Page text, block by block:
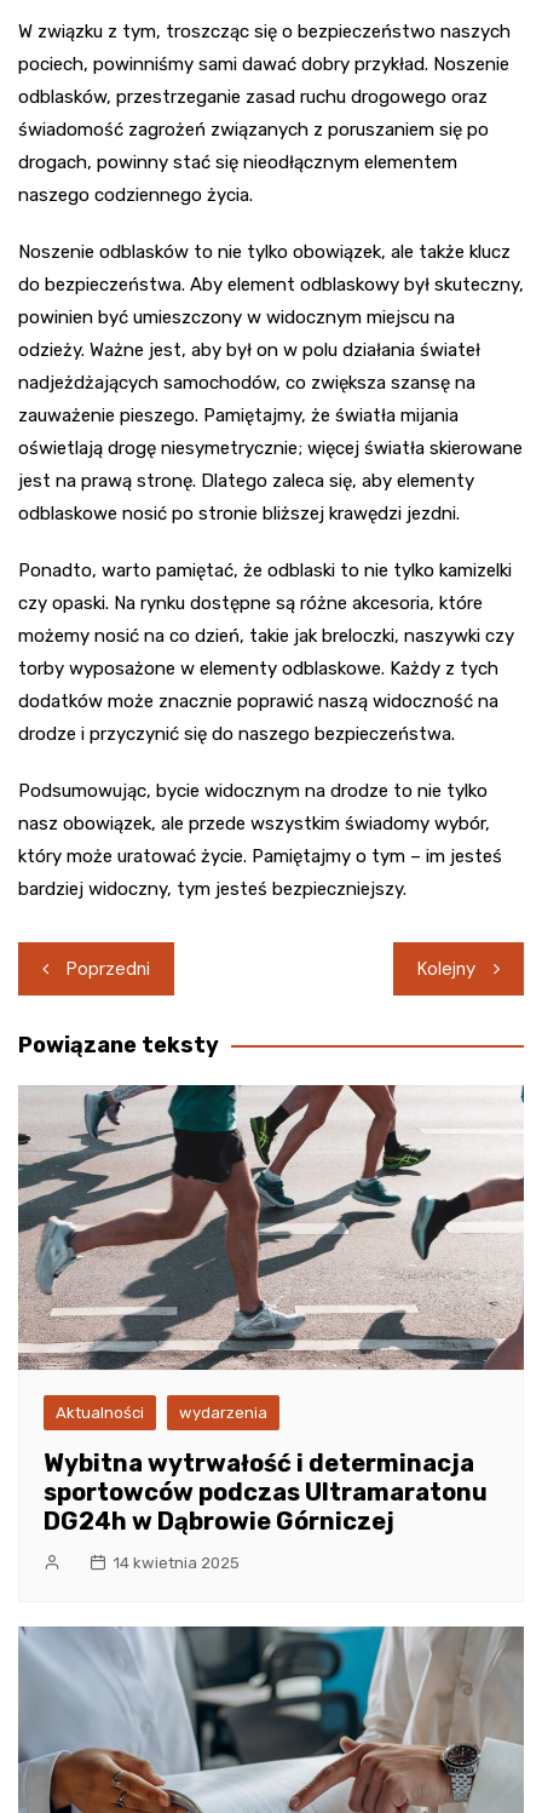
W związku z tym, troszcząc się o bezpieczeństwo naszych
pociech, powinniśmy sami dawać dobry przykład. Noszenie
odblasków, przestrzeganie zasad ruchu drogowego oraz
świadomość zagrożeń związanych z poruszaniem się po
drogach, powinny stać się nieodłącznym elementem
naszego codziennego życia.
Noszenie odblasków to nie tylko obowiązek, ale także klucz
do bezpieczeństwa. Aby element odblaskowy był skuteczny,
powinien być umieszczony w widocznym miejscu na
odzieży. Ważne jest, aby był on w polu działania świateł
nadjeżdżających samochodów, co zwiększa szansę na
zauważenie pieszego. Pamiętajmy, że światła mijania
oświetlają drogę niesymetrycznie; więcej światła skierowane
jest na prawą stronę. Dlatego zaleca się, aby elementy
odblaskowe nosić po stronie bliższej krawędzi jezdni.
Ponadto, warto pamiętać, że odblaski to nie tylko kamizelki
czy opaski. Na rynku dostępne są różne akcesoria, które
możemy nosić na co dzień, takie jak breloczki, naszywki czy
torby wyposażone w elementy odblaskowe. Każdy z tych
dodatków może znacznie poprawić naszą widoczność na
drodze i przyczynić się do naszego bezpieczeństwa.
Podsumowując, bycie widocznym na drodze to nie tylko
nasz obowiązek, ale przede wszystkim świadomy wybór,
który może uratować życie. Pamiętajmy o tym – im jesteś
bardziej widoczny, tym jesteś bezpieczniejszy.
Nawigacja
wpisu
Poprzedni Kolejny
Powiązane teksty
Aktualności wydarzenia
Wybitna wytrwałość i determinacja
sportowców podczas Ultramaratonu
DG24h w Dąbrowie Górniczej
14 kwietnia 2025